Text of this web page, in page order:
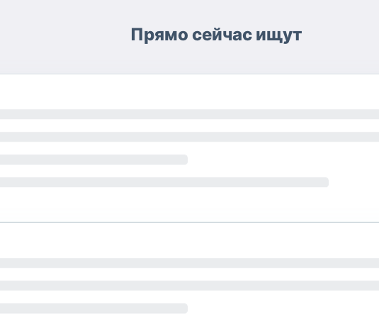
Прямо сейчас ищут